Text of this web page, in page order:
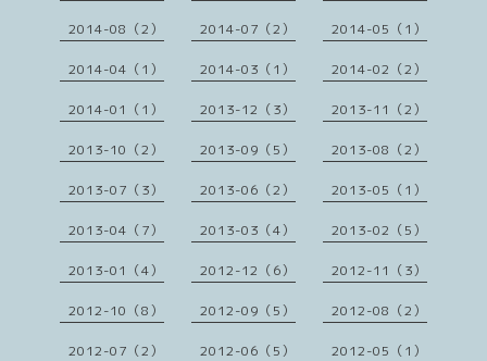
2014-08（2） 2014-07（2） 2014-05（1）
2014-04（1） 2014-03（1） 2014-02（2）
2014-01（1） 2013-12（3） 2013-11（2）
2013-10（2） 2013-09（5） 2013-08（2）
2013-07（3） 2013-06（2） 2013-05（1）
2013-04（7） 2013-03（4） 2013-02（5）
2013-01（4） 2012-12（6） 2012-11（3）
2012-10（8） 2012-09（5） 2012-08（2）
2012-07（2） 2012-06（5） 2012-05（1）